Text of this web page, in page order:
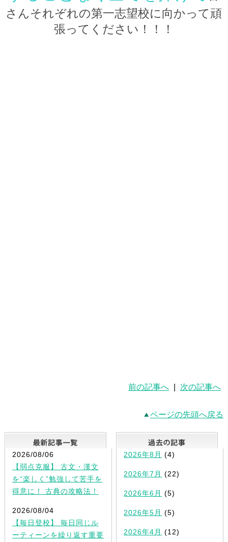
さんそれぞれの第一志望校に向かって頑
張ってください！！！
前の記事へ 次の記事へ
ページの先頭へ戻る
最新記事一覧
2026/08/06
【弱点克服】 古文・漢文
を“楽しく”勉強して苦手を
得意に！ 古典の攻略法！
2026/08/04
【毎日登校】 毎日同じル
ーティーンを繰り返す重要
2026年8月 (4)
2026年7月 (22)
2026年6月 (5)
2026年5月 (5)
2026年4月 (12)